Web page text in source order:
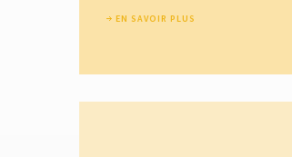
EN SAVOIR PLUS